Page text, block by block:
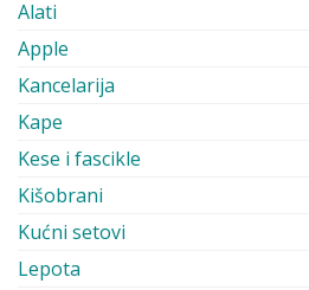
Alati
Apple
Kancelarija
Kape
Kese i fascikle
Kišobrani
Kućni setovi
Lepota